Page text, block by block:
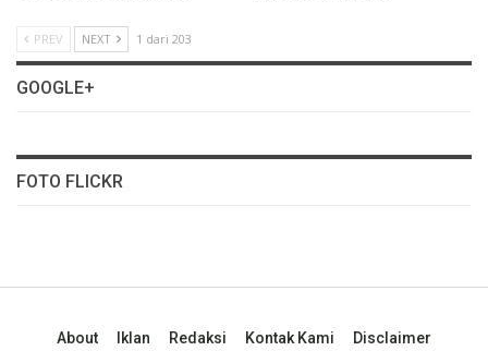
PREV NEXT 1 dari 203
GOOGLE+
FOTO FLICKR
About Iklan Redaksi Kontak Kami Disclaimer